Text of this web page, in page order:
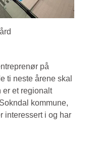
på
ti neste årene skal
er et regionalt
kommune,
interessert i og har